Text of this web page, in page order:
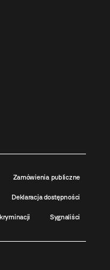
Zamówienia publiczne
Deklaracja dostępności
Sygnaliści